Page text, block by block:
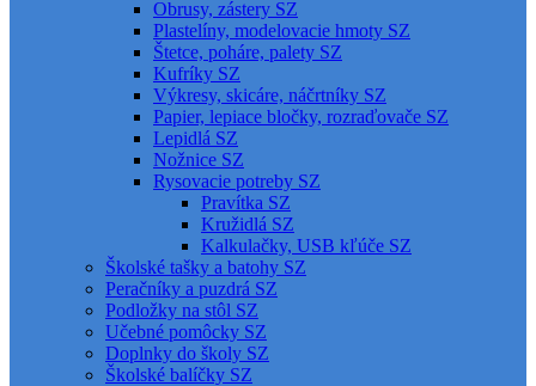
Obrusy, zástery SZ
Plastelíny, modelovacie hmoty SZ
Štetce, poháre, palety SZ
Kufríky SZ
Výkresy, skicáre, náčrtníky SZ
Papier, lepiace bločky, rozraďovače SZ
Lepidlá SZ
Nožnice SZ
Rysovacie potreby SZ
Pravítka SZ
Kružidlá SZ
Kalkulačky, USB kľúče SZ
Školské tašky a batohy SZ
Peračníky a puzdrá SZ
Podložky na stôl SZ
Učebné pomôcky SZ
Doplnky do školy SZ
Školské balíčky SZ